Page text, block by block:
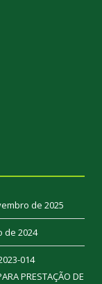
de 2025
de 2024
014
PRESTAÇÃO DE